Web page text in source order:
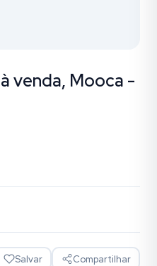
venda, Mooca -
Salvar Compartilhar